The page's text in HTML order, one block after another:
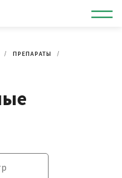
ПРЕПАРАТЫ